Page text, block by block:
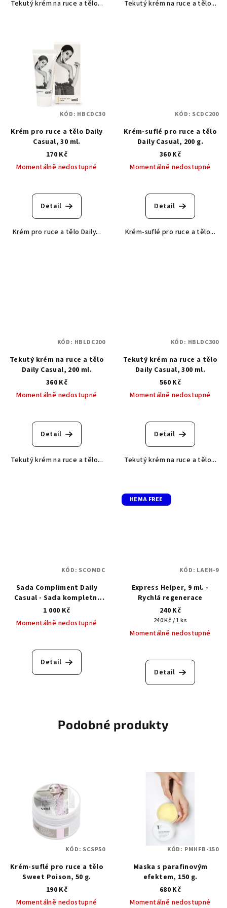
Tekutý krém na ruce a tělo... Tekutý krém na ruce a tělo...
Krém pro ruce a tělo Daily
Casual, 30 ml.
170 Kč
Momentálně nedostupné
Detail
Krém pro ruce a tělo Daily...
KÓD: HBCDC30
Krém-suflé pro ruce a tělo
Daily Casual, 200 g.
360 Kč
Momentálně nedostupné
Detail
Krém-suflé pro ruce a tělo...
KÓD: SCDC200
Tekutý krém na ruce a tělo
Daily Casual, 200 ml.
360 Kč
Momentálně nedostupné
Detail
Tekutý krém na ruce a tělo...
KÓD: HBLDC200
Tekutý krém na ruce a tělo
Daily Casual, 300 ml.
560 Kč
Momentálně nedostupné
Detail
Tekutý krém na ruce a tělo...
KÓD: HBLDC300
Sada Compliment Daily
Casual - Sada kompletní
péče o ruce
1 000 Kč
Momentálně nedostupné
Detail
KÓD: SCOMDC
HEMA FREE
Express Helper, 9 ml. -
Rychlá regenerace
240 Kč
Měrná
cena:
240 Kč / 1 ks
Momentálně nedostupné
Detail
KÓD: LAEH-9
Podobné produkty
Krém-suflé pro ruce a tělo
Sweet Poison, 50 g.
190 Kč
Momentálně nedostupné
KÓD: SCSP50
Maska s parafinovým
efektem, 150 g.
680 Kč
Momentálně nedostupné
KÓD: PMHFB-150